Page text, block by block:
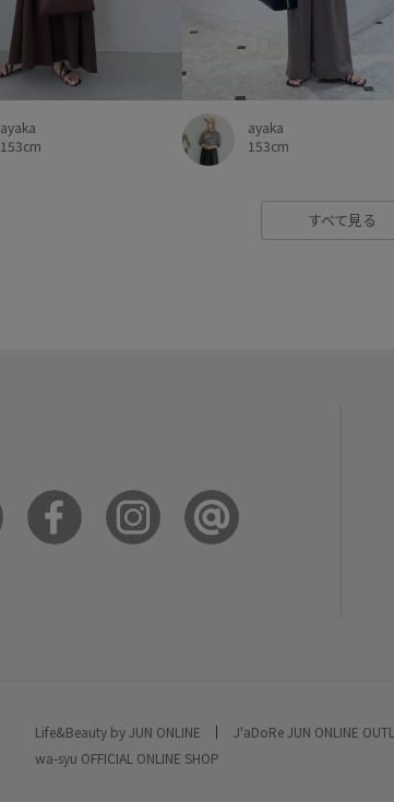
ayaka
153cm
ayaka
153cm
すべて見る
Life&Beauty by JUN ONLINE J'aDoRe JUN ONLINE
wa-syu OFFICIAL ONLINE SHOP